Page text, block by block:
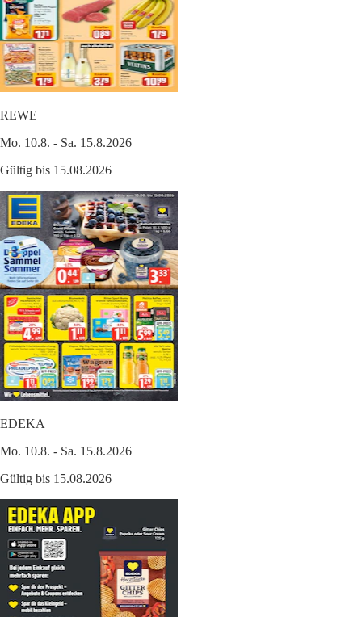
REWE
Mo. 10.8. - Sa. 15.8.2026
Gültig bis 15.08.2026
EDEKA
Mo. 10.8. - Sa. 15.8.2026
Gültig bis 15.08.2026